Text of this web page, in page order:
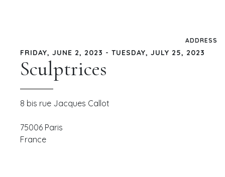
ADDRESS
FRIDAY, JUNE 2, 2023 - TUESDAY, JULY 25, 2023
Sculptrices
8 bis rue Jacques Callot
75006 Paris
France